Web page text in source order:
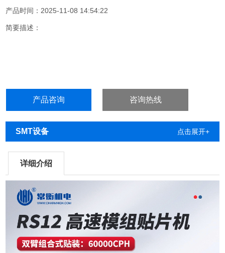
产品时间：2025-11-08 14:54:22
简要描述：
产品咨询 咨询热线
SMT设备 点击展开+
详细介绍